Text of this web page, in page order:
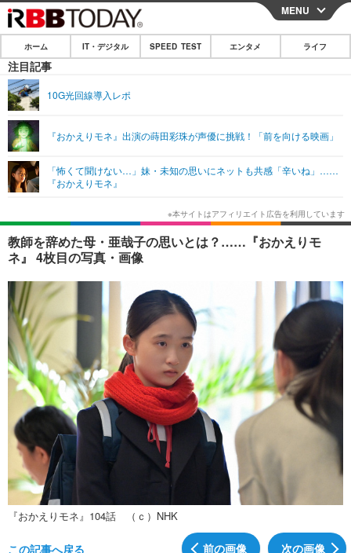
CLOSE
ホーム
IT・デジタル
ショッピング その他
SPEED TEST
エンタメ
エンタメTOP
韓国・芸能
音楽 スポーツ
ショッピング
ライフ
ライフTOP グルメ
ペット ショッピング
その他
リリース一覧
プッシュ通知の停止方法
MENU
ホーム IT・デジタル SPEED TEST エンタメ ライフ
注目記事
10G光回線導入レポ
『おかえりモネ』出演の蒔田彩珠が声優に挑戦！「前を向ける映画」
「怖くて聞けない…」妹・未知の思いにネットも共感「辛いね」……
『おかえりモネ』
教師を辞めた母・亜哉子の思いとは？……『おかえりモ
ネ』 4枚目の写真・画像
『おかえりモネ』104話 （ｃ）NHK
前の画像 次の画像
この記事へ戻る